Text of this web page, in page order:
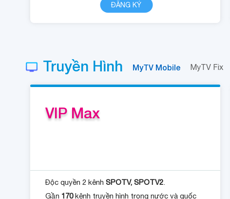
ĐĂNG KÝ
CHI TIẾT
Truyền Hình MyTV Mobile MyTV Fix
VIP Max
Độc quyền 2 kênhSPOTV, SPOTV2.
Gần 170kênh truyền hình trong nước và quốc